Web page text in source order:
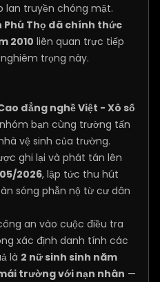
lan truyền chóng mặt.
Phú Thọ đã chính thức
2010 liên quan trực tiếp
trọng này.
đẳng nghề Việt - Xô số
bạn cùng trường tấn
vệ sinh của trường.
ghi lại và phát tán lên
2026, lập tức thu hút
sóng phẫn nộ từ cư dân
an vào cuộc điều tra
xác định danh tính các
là 2 nữ sinh sinh năm
trường với nạn nhân —